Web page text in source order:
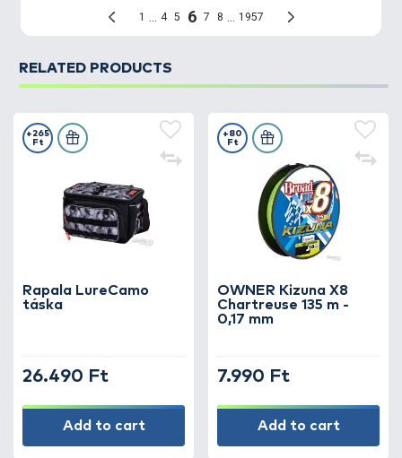
RELATED PRODUCTS
Rapala LureCamo
táska
+265
Ft
26.490 Ft
Add to cart
OWNER Kizuna X8
Chartreuse 135 m -
0,17 mm
+80
Ft
7.990 Ft
Add to cart